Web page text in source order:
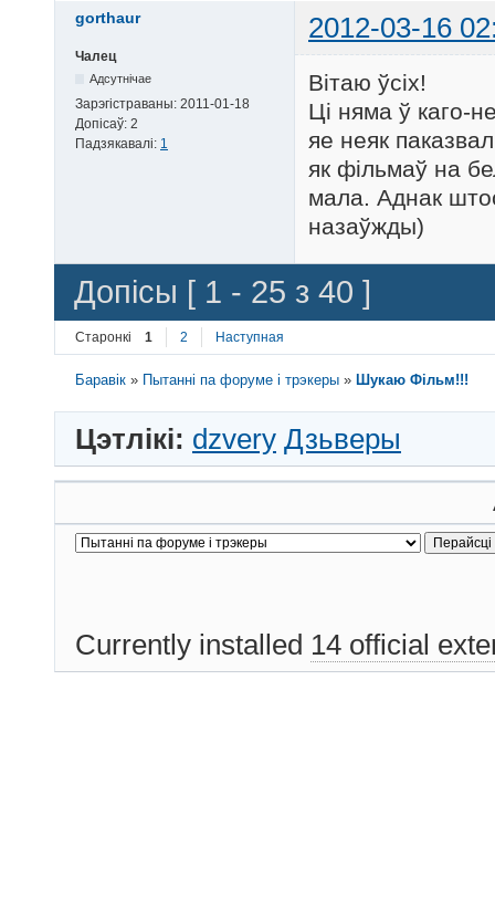
gorthaur 2012-03-16
Чалец
Адсутнічае
Зарэгістраваны: 2011-01-18
Допісаў: 2
Падзякавалі: 1
Вітаю ўсіх!
Ці няма ў каго-
яе неяк
як фільмаў на
мала. Аднак
назаўжды)
Допісы [ 1 - 25 з 40 ]
Старонкі 1 2 Наступная
Баравік » Пытанні па форуме і трэкеры » Шукаю Фiльм!!!
Цэтлікі: dzvery Дзьверы
Currently installed 14 official